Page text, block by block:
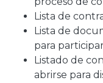
Lista de
Lista de
para
Listado de
abrirse para